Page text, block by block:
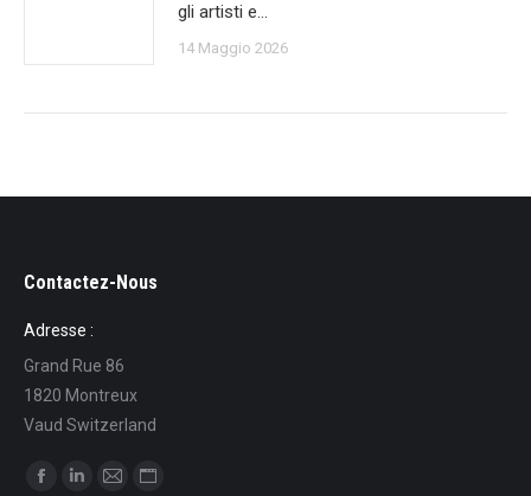
gli artisti e…
14 Maggio 2026
Contactez-Nous
Adresse :
Grand Rue 86
1820 Montreux
Vaud Switzerland
Ci puoi trovare su: